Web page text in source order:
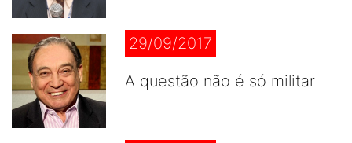
29/09/2017
A questão não é só militar